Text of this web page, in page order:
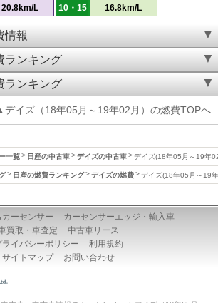
20.8km/L 10・15 16.8km/L
情報
ランキング
ランキング
デイズ（18年05月～19年02月）の燃費TOPへ
一覧 日産の中古車 デイズの中古車 デイズ(18年05月～19年
日産の燃費ランキング デイズの燃費 デイズ(18年05月～19
ーセンサー
カーセンサーエッジ・輸入車
買取・車査定
中古車リース
ライバシーポリシー
利用規約
サイトマップ
お問い合わせ